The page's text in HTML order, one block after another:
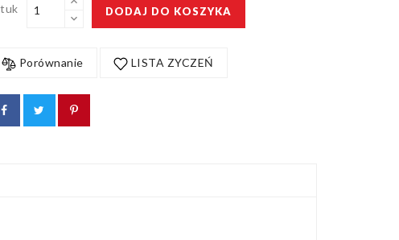
DODAJ DO KOSZYKA
Porównanie LISTA ZYCZEŃ